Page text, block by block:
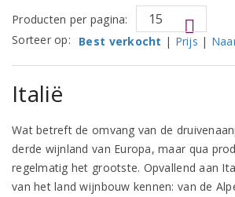
Producten per pagina:
Sorteer op:
Best verkocht | Prijs |
Italië
Wat betreft de omvang van de
derde wijnland van Europa, maar qua
regelmatig het grootste. Opvallend aan
van het land wijnbouw kennen: van de